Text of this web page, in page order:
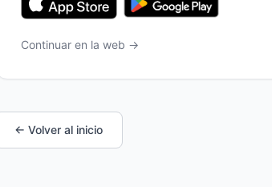
Continuar en la web →
← Volver al inicio